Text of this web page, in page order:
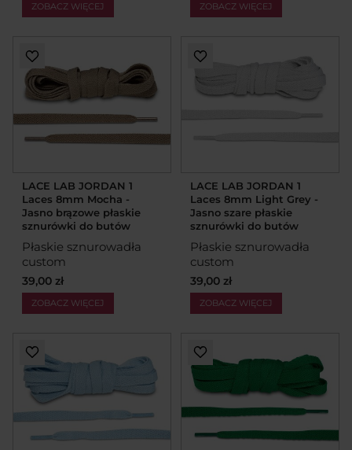
ZOBACZ WIĘCEJ ZOBACZ WIĘCEJ
LACE LAB JORDAN 1
Laces 8mm Mocha -
Jasno brązowe płaskie
sznurówki do butów
Płaskie sznurowadła
custom
39,00 zł
ZOBACZ WIĘCEJ
LACE LAB JORDAN 1
Laces 8mm Light Grey -
Jasno szare płaskie
sznurówki do butów
Płaskie sznurowadła
custom
39,00 zł
ZOBACZ WIĘCEJ